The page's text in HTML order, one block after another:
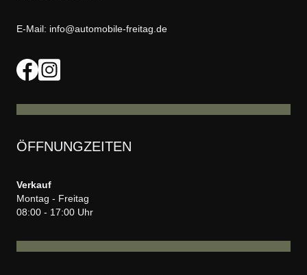
E-Mail: info@automobile-freitag.de
ÖFFNUNGZEITEN
Verkauf
Montag - Freitag
08:00 - 17:00 Uhr